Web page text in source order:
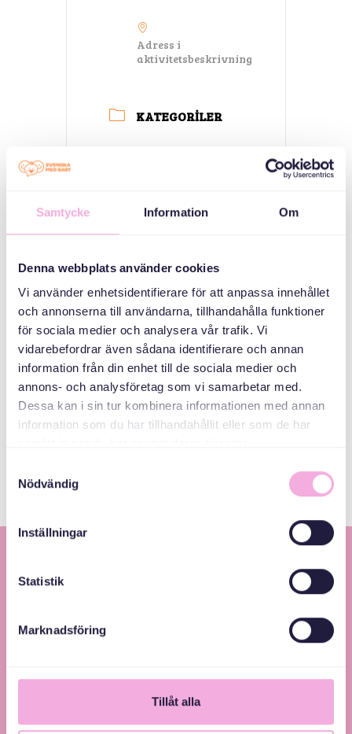
Samtycke Information Om
Denna webbplats använder cookies
Vi använder enhetsidentifierare för att anpassa innehållet
och annonserna till användarna, tillhandahålla funktioner
för sociala medier och analysera vår trafik. Vi
vidarebefordrar även sådana identifierare och annan
information från din enhet till de sociala medier och
annons- och analysföretag som vi samarbetar med.
Dessa kan i sin tur kombinera informationen med annan
information som du har tillhandahållit eller som de har
Nödvändig
Inställningar
Statistik
Marknadsföring
Tillåt alla
Adress i
aktivitetsbeskrivning
KATEGORILER
Svenska med baby
E-Posta